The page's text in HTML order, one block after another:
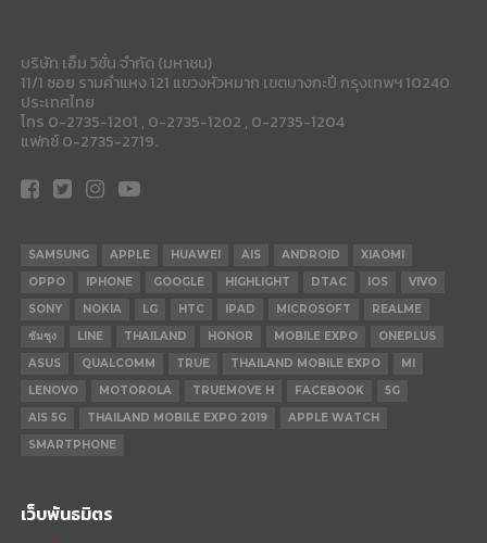
บริษัท เอ็ม วิชั่น จำกัด (มหาชน)
11/1 ซอย รามคำแหง 121 แขวงหัวหมาก เขตบางกะปี กรุงเทพฯ 10240
ประเทศไทย
โทร 0-2735-1201 , 0-2735-1202 , 0-2735-1204
แฟกซ์ 0-2735-2719.
SAMSUNG APPLE HUAWEI AIS ANDROID
XIAOMI
OPPO
IPHONE GOOGLE HIGHLIGHT DTAC IOS
VIVO
SONY
NOKIA LG HTC IPAD MICROSOFT
REALME
ซัมซุง
LINE THAILAND HONOR MOBILE EXPO
ONEPLUS
ASUS
QUALCOMM TRUE THAILAND MOBILE EXPO
MI
LENOVO
MOTOROLA TRUEMOVE H FACEBOOK
5G
AIS 5G
THAILAND MOBILE EXPO 2019
APPLE WATCH
SMARTPHONE
เว็บพันธมิตร